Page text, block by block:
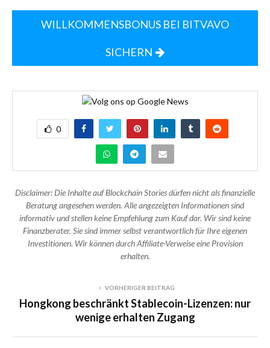
WILLKOMMENSBONUS BEI BITVAVO
SICHERN
0
Disclaimer: Die Inhalte auf Blockchain Stories dürfen nicht als finanzielle
Beratung angesehen werden. Alle angezeigten Informationen sind
informativ und stellen keine Empfehlung zum Kauf dar. Wir sind keine
Finanzberater. Sie sind immer selbst verantwortlich für Ihre eigenen
Investitionen. Wir können durch Affiliate-Verweise eine Provision
erhalten.
VORHERIGER BEITRAG
Hongkong beschränkt Stablecoin-Lizenzen: nur
wenige erhalten Zugang